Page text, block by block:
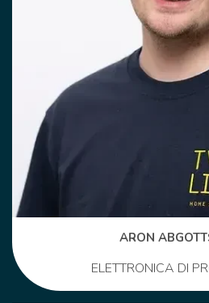
ARON
ELETTRONICA DI